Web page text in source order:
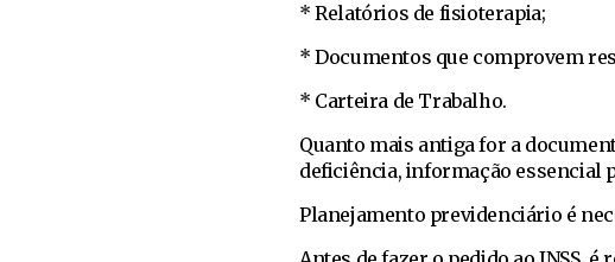
* Relatórios de fisioterapia;
* Documentos que comprovem
* Carteira de Trabalho.
Quanto mais antiga for a
deficiência, informação essencial
Planejamento previdenciário é